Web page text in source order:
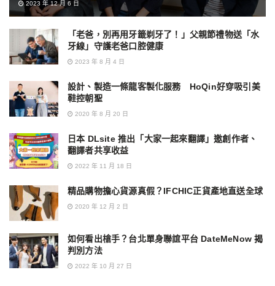
2023 年 12 月 6 日
「老爸，別再用牙籤剃牙了！」父親節禮物送「水
牙線」守護老爸口腔健康
2023 年 8 月 4 日
設計、製造一條龍客製化服務 HoQin好穿吸引美
鞋控朝聖
2020 年 8 月 20 日
日本 DLsite 推出「大家一起來翻譯」邀創作者、
翻譯者共享收益
2022 年 11 月 18 日
精品購物擔心貨源真假？IFCHIC正貨產地直送全球
2020 年 12 月 2 日
如何看出槍手？台北單身聯誼平台 DateMeNow 揭
判別方法
2022 年 10 月 27 日